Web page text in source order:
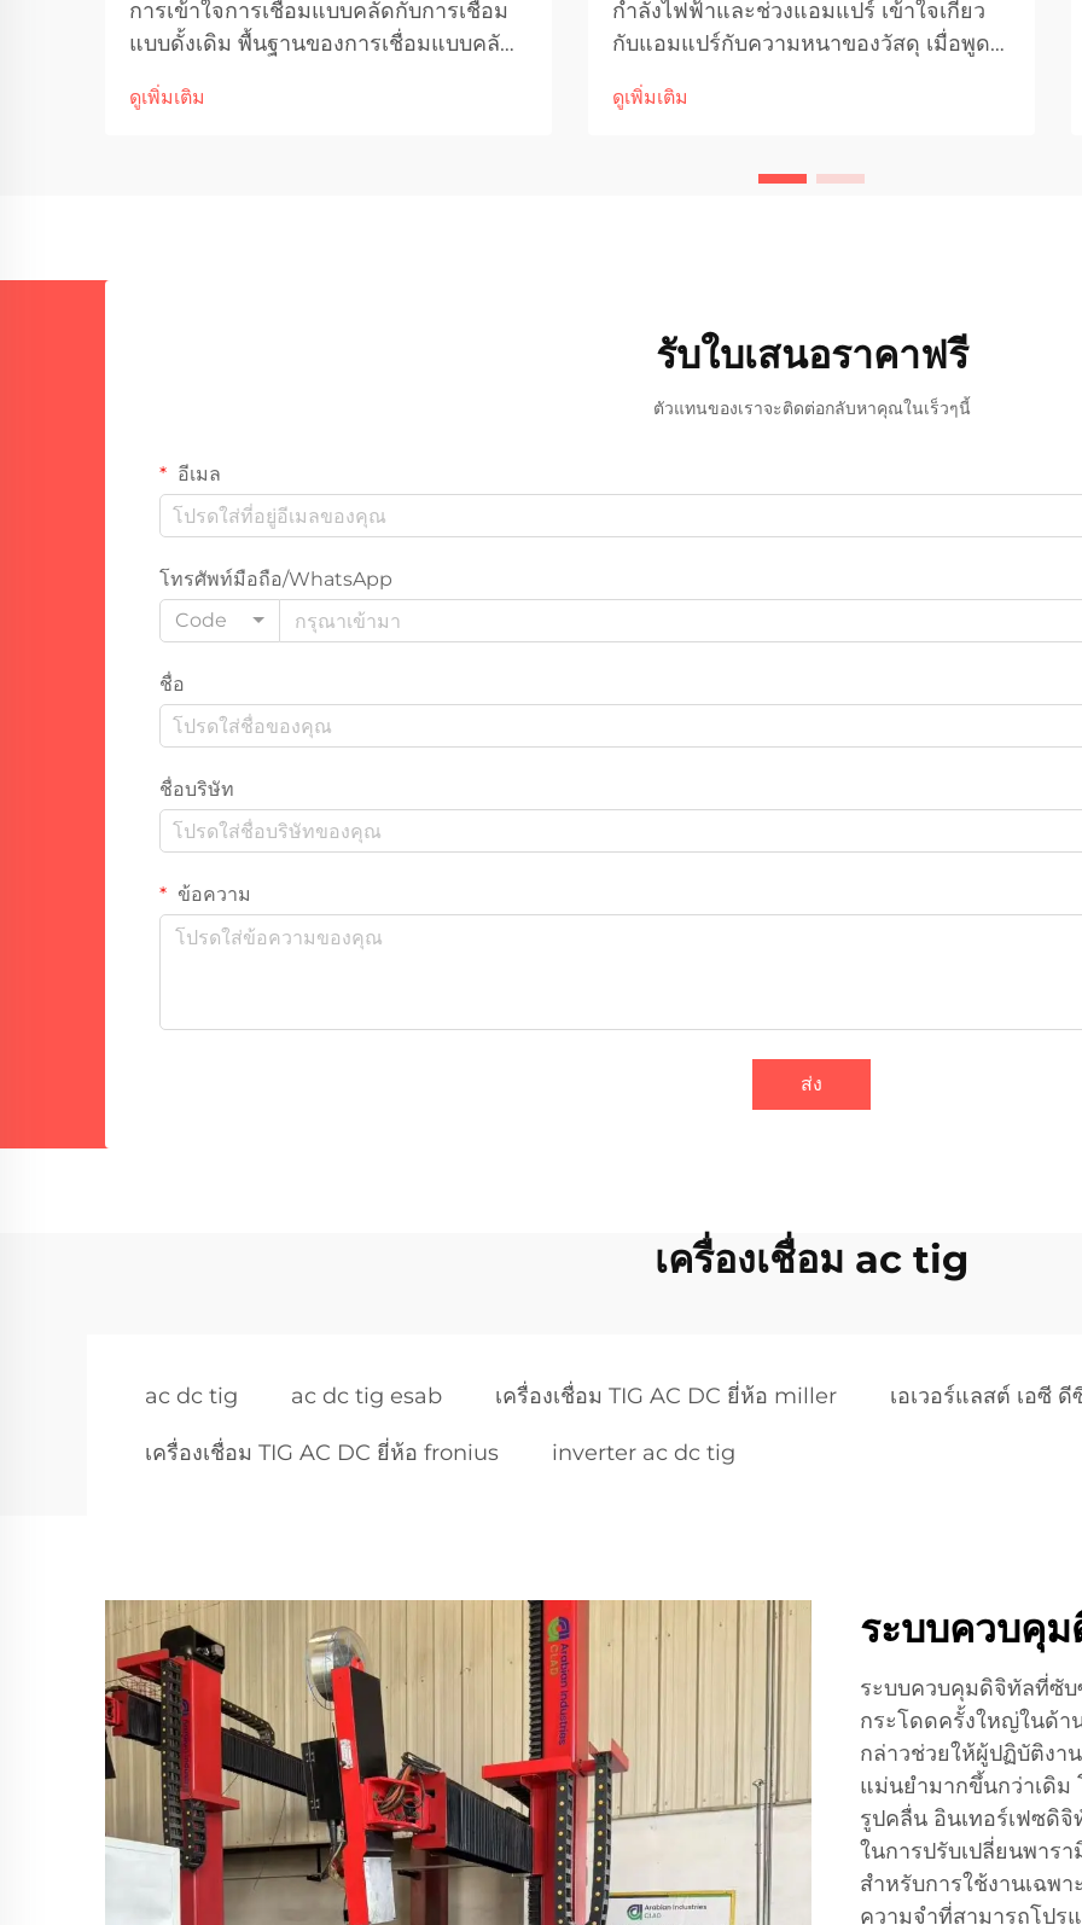
การเข้าใจการเชื่อมแบบคลัดกับการเชื่อม
แบบดั้งเดิม พื้นฐานของการเชื่อมแบบคลัด
เชื่อมเคลือบ โดยพื้นฐานแล้วคือ
ดูเพิ่มเติม
กำลังไฟฟ้าและช่วงแอมแปร์ เข้าใจเกี่ยว
กับแอมแปร์กับความหนาของวัสดุ เมื่อพูด
กระแสแอมแปร์มีบทบาทสำคัญอย่างมาก
สูงขึ้นมักหมายถึงความร้อนที่เพิ่มขึ้น ซึ่ง
ดูเพิ่มเติม
รับใบเสนอราคาฟรี
ตัวแทนของเราจะติดต่อกลับหาคุณในเร็วๆนี้
อีเมล
โทรศัพท์มือถือ/WhatsApp
Code
ชื่อ
ชื่อบริษัท
ข้อความ
ส่ง
เครื่องเชื่อม ac tig
ac dc tig ac dc tig esab เครื่องเชื่อม TIG AC DC ยี่ห้อ miller เอเวอร์แลสต์ เอซี ดี
เครื่องเชื่อม TIG AC DC ยี่ห้อ fronius inverter ac dc tig
ระบบควบคุ
ระบบควบคุมดิจิทัลที่ซับ
กระโดดครั้งใหญ่ในด้า
กล่าวช่วยให้ผู้ปฏิบัติงา
แม่นยำมากขึ้นกว่าเดิม
รูปคลื่น อินเทอร์เฟซดิ
ในการปรับเปลี่ยนพาร
สำหรับการใช้งานเฉพ
ความจำที่สามารถโปร